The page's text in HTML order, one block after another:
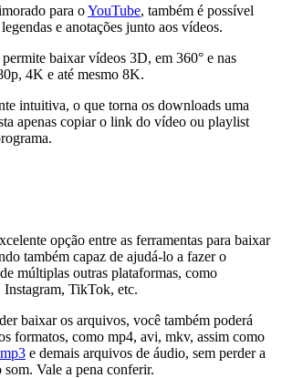
para oYouTube, também é possível
e anotações junto aos vídeos.
baixar vídeos 3D, em 360° e nas
4K e até mesmo 8K.
intuitiva, o que torna os downloads uma
apenas copiar o link do vídeo ou playlist
opção entre as ferramentas para baixar
também capaz de ajudá-lo a fazer o
múltiplas outras plataformas, como
TikTok, etc.
baixar os arquivos, você também poderá
formatos, como mp4, avi, mkv, assim como
e demais arquivos de áudio, sem perder a
Vale a pena conferir.